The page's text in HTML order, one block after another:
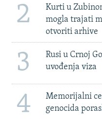
2
Kurti u
mogla trajati
otvoriti arhive
3
Rusi u Crnoj
uvođenja viza
4
Memorijalni
genocida